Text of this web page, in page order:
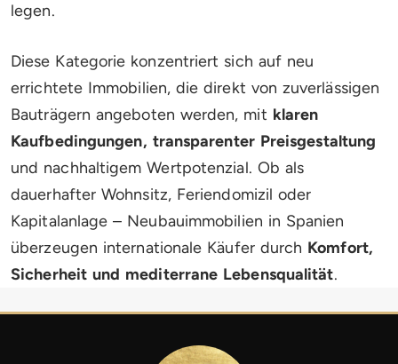
legen.
Diese Kategorie konzentriert sich auf neu
errichtete Immobilien, die direkt von zuverlässigen
Bauträgern angeboten werden, mit klaren
Kaufbedingungen, transparenter Preisgestaltung
und nachhaltigem Wertpotenzial. Ob als
dauerhafter Wohnsitz, Feriendomizil oder
Kapitalanlage – Neubauimmobilien in Spanien
überzeugen internationale Käufer durch Komfort,
Sicherheit und mediterrane Lebensqualität.